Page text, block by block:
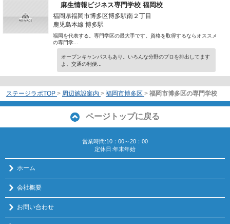
麻生情報ビジネス専門学校 福岡校
福岡県福岡市博多区博多駅南２丁目
鹿児島本線 博多駅
福岡を代表する。専門学区の最大手です。資格を取得するならオススメ
の専門学...
オープンキャンパスもあり。いろんな分野のプロを排出してます
よ。交通の利便...
ステージラボTOP > 周辺施設案内 > 福岡市博多区 > 福岡市博多区の専門学校
ページトップに戻る
営業時間:10：00～20：00
定休日:年末年始
ホーム
会社概要
お問い合わせ